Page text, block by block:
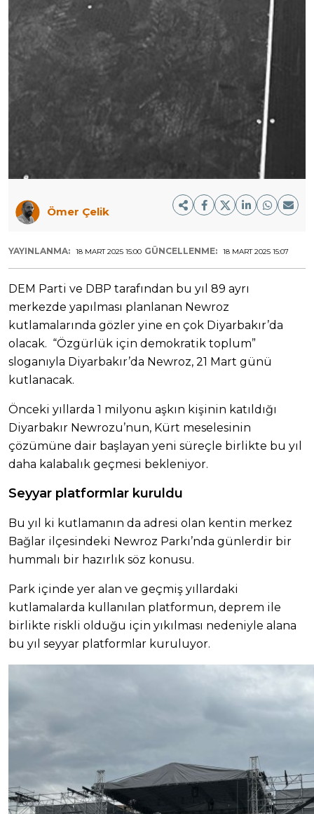
Ömer Çelik
YAYINLANMA: 18 MART 2025 15:00 GÜNCELLENME: 18 MART 2025 15:07
DEM Parti ve DBP tarafından bu yıl 89 ayrı
merkezde yapılması planlanan Newroz
kutlamalarında gözler yine en çok Diyarbakır’da
olacak. “Özgürlük için demokratik toplum”
sloganıyla Diyarbakır’da Newroz, 21 Mart günü
kutlanacak.
Önceki yıllarda 1 milyonu aşkın kişinin katıldığı
Diyarbakır Newrozu’nun, Kürt meselesinin
çözümüne dair başlayan yeni süreçle birlikte bu yıl
daha kalabalık geçmesi bekleniyor.
Seyyar platformlar kuruldu
Bu yıl ki kutlamanın da adresi olan kentin merkez
Bağlar ilçesindeki Newroz Parkı’nda günlerdir bir
hummalı bir hazırlık söz konusu.
Park içinde yer alan ve geçmiş yıllardaki
kutlamalarda kullanılan platformun, deprem ile
birlikte riskli olduğu için yıkılması nedeniyle alana
bu yıl seyyar platformlar kuruluyor.